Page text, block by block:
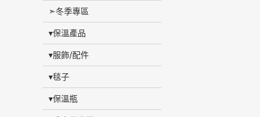
➣冬季專區
▾保溫產品
▾服飾/配件
▾毯子
▾保溫瓶